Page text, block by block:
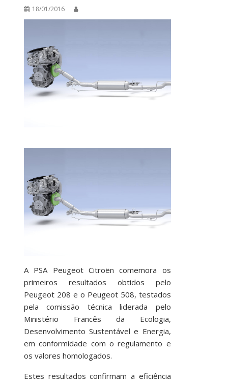
18/01/2016
A PSA Peugeot Citroën comemora os
primeiros resultados obtidos pelo
Peugeot 208 e o Peugeot 508, testados
pela comissão técnica liderada pelo
Ministério Francês da Ecologia,
Desenvolvimento Sustentável e Energia,
em conformidade com o regulamento e
os valores homologados.
Estes resultados confirmam a eficiência